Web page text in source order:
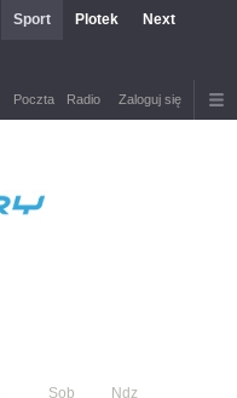
Sport Plotek Next
Poczta Radio Zaloguj się
Sob Ndz